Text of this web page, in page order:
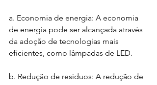
a. Economia de energia: A economia
de energia pode ser alcançada através
da adoção de tecnologias mais
eficientes, como lâmpadas de LED.
b. Redução de resíduos: A redução de